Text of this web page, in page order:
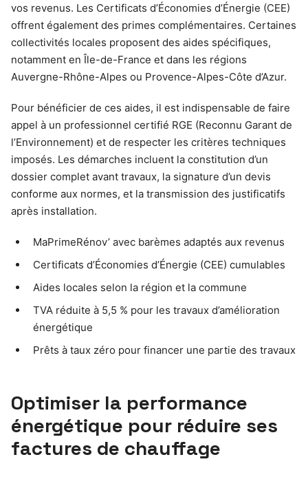
vos revenus. Les Certificats d’Économies d’Énergie (CEE)
offrent également des primes complémentaires. Certaines
collectivités locales proposent des aides spécifiques,
notamment en Île-de-France et dans les régions
Auvergne-Rhône-Alpes ou Provence-Alpes-Côte d’Azur.
Pour bénéficier de ces aides, il est indispensable de faire
appel à un professionnel certifié RGE (Reconnu Garant de
l’Environnement) et de respecter les critères techniques
imposés. Les démarches incluent la constitution d’un
dossier complet avant travaux, la signature d’un devis
conforme aux normes, et la transmission des justificatifs
après installation.
MaPrimeRénov’ avec barèmes adaptés aux revenus
Certificats d’Économies d’Énergie (CEE) cumulables
Aides locales selon la région et la commune
TVA réduite à 5,5 % pour les travaux d’amélioration
énergétique
Prêts à taux zéro pour financer une partie des travaux
Optimiser la performance
énergétique pour réduire ses
factures de chauffage